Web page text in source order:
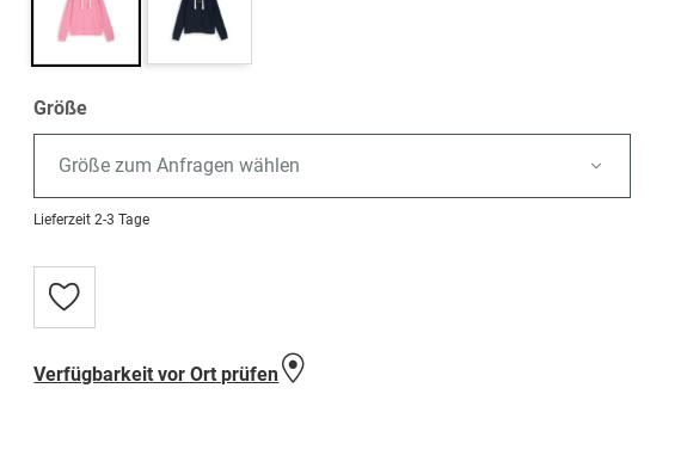
Größe
Größe zum Anfragen wählen
Lieferzeit 2-3 Tage
Zur
Wunschliste
Verfügbarkeit vor Ort prüfen